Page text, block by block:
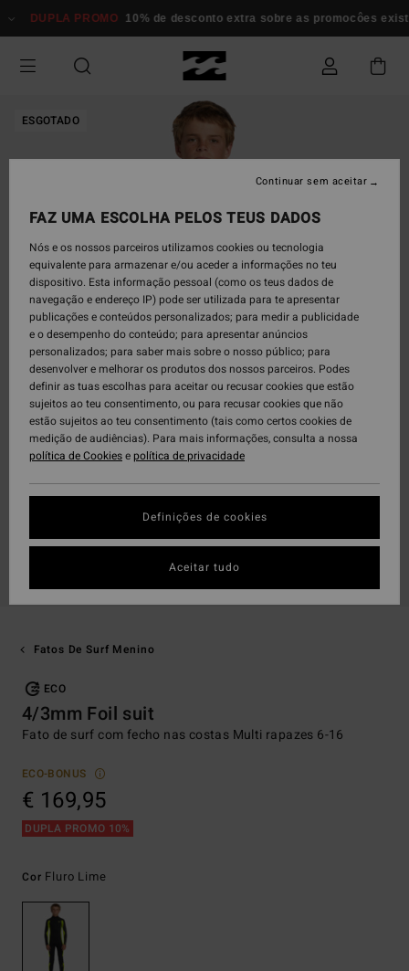
para
informação
DUPLA PROMO 10% de desconto extra sobre as promocôes
ESGOTADO
Fatos De Surf Menino
ECO
4/3mm Foil suit
Fato de surf com fecho nas costas Multi rapazes 6-16
ECO-BONUS
€ 169,95
DUPLA PROMO 10%
Cor Fluro Lime
FAZ UMA ESCOLHA PELOS TEUS DADOS
Nós e os nossos parceiros utilizamos cookies ou tecnologia
equivalente para armazenar e/ou aceder a informações no teu
dispositivo. Esta informação pessoal (como os teus dados de
navegação e endereço IP) pode ser utilizada para te apresentar
publicações e conteúdos personalizados; para medir a publicidade
e o desempenho do conteúdo; para apresentar anúncios
personalizados; para saber mais sobre o nosso público; para
desenvolver e melhorar os produtos dos nossos parceiros. Podes
definir as tuas escolhas para aceitar ou recusar cookies que estão
sujeitos ao teu consentimento, ou para recusar cookies que não
estão sujeitos ao teu consentimento (tais como certos cookies de
medição de audiências). Para mais informações, consulta a nossa
política de Cookiesepolítica de privacidade
Definições de cookies
Continuar sem aceitar
Aceitar tudo